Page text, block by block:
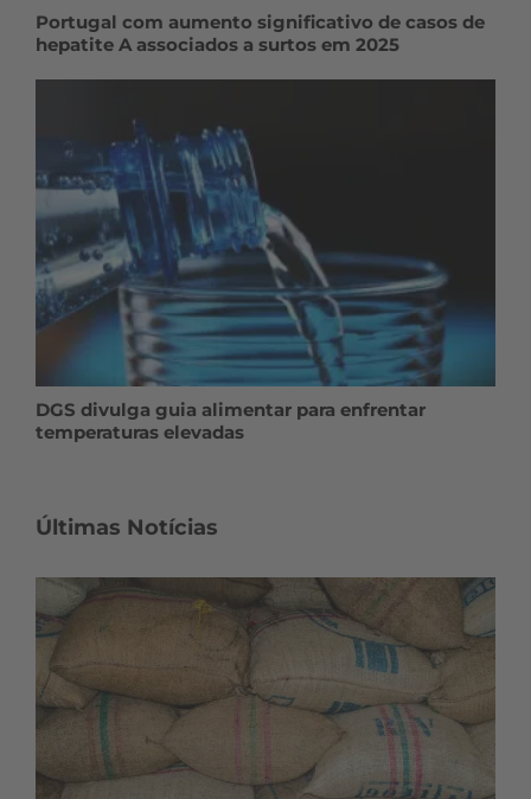
Portugal com aumento significativo de casos de
hepatite A associados a surtos em 2025
DGS divulga guia alimentar para enfrentar
temperaturas elevadas
Últimas Notícias